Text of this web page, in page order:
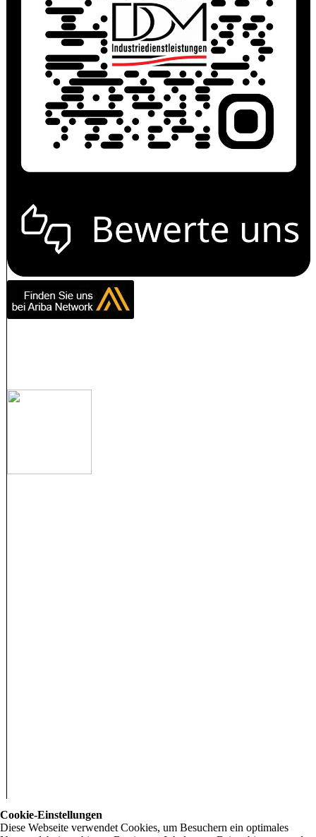
Cookie-Einstellungen
Diese Webseite verwendet Cookies, um Besuchern ein optimales